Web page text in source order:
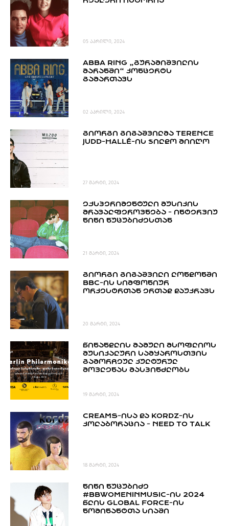
PROJECTS
TV
LIBRARY
SHOP
ᲒᲐᲛᲝᲒᲕᲧᲔᲕᲘ
ᲙᲝᲜᲢᲐᲥᲢᲘ
INFO@HAMMOCKMAGAZINE.GE
ᲩᲕᲔᲜ
STUDIO
05 აპრილი, 2024
ABBA RING „ᲒᲣᲠᲐᲛᲘᲨᲕᲘᲚᲘᲡ
ᲛᲐᲠᲐᲜᲨᲘ“ ᲙᲝᲜᲪᲔᲠᲢᲡ
ᲒᲐᲛᲐᲠᲗᲐᲕᲡ
02 აპრილი, 2024
ᲒᲘᲝᲠᲒᲘ ᲒᲘᲒᲐᲨᲕᲘᲚᲛᲐ TERENCE
JUDD-HALLÉ-ᲘᲡ ᲯᲘᲚᲓᲝ ᲛᲘᲘᲦᲝ
27 მარტი, 2024
ᲔᲥᲡᲞᲔᲠᲘᲛᲔᲜᲢᲣᲚᲘ ᲛᲣᲡᲘᲙᲘᲡ
ᲛᲠᲐᲕᲐᲚᲤᲔᲠᲝᲕᲜᲔᲑᲐ - ᲘᲜᲢᲔᲠᲕᲘᲣ
ᲜᲘᲜᲘ ᲜᲣᲪᲣᲑᲘᲫᲔᲡᲗᲐᲜ
21 მარტი, 2024
ᲒᲘᲝᲠᲒᲘ ᲒᲘᲒᲐᲨᲕᲘᲚᲘ ᲚᲝᲜᲓᲝᲜᲨᲘ
BBC-ᲘᲡ ᲡᲘᲛᲤᲝᲜᲘᲣᲠ
ᲝᲠᲙᲔᲡᲢᲠᲗᲐᲜ ᲔᲠᲗᲐᲓ ᲓᲐᲣᲙᲠᲐᲕᲡ
20 მარტი, 2024
ᲬᲘᲜᲐᲜᲓᲚᲘᲡ ᲛᲐᲛᲣᲚᲘ ᲛᲡᲝᲤᲚᲘᲝᲡ
ᲛᲣᲡᲘᲙᲐᲚᲣᲠᲘ ᲡᲐᲛᲧᲐᲠᲝᲡᲗᲕᲘᲡ
ᲒᲐᲛᲝᲠᲩᲔᲣᲚ ᲙᲣᲚᲢᲣᲠᲣᲚ
ᲛᲝᲕᲚᲔᲜᲐᲡ ᲛᲐᲡᲞᲘᲜᲫᲚᲝᲑᲡ
19 მარტი, 2024
CREAMS-ᲘᲡᲐ ᲓᲐ KORDZ-ᲘᲡ
ᲙᲝᲚᲐᲑᲝᲠᲐᲪᲘᲐ - NEED TO TALK
18 მარტი, 2024
ᲜᲘᲜᲘ ᲜᲣᲪᲣᲑᲘᲫᲔ
#BBWOMENINMUSIC-ᲘᲡ 2024
ᲬᲚᲘᲡ GLOBAL FORCE-ᲘᲡ
ᲜᲝᲛᲘᲜᲐᲜᲢᲗᲐ ᲡᲘᲐᲨᲘ